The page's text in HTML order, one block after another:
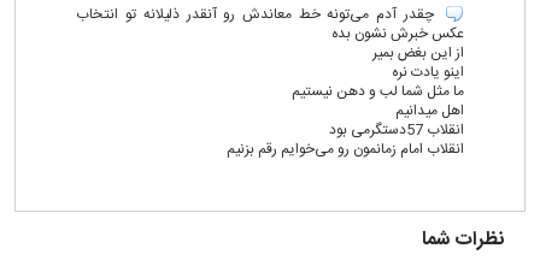
چقدر آدم می‌تونه خط معاندش رو آنقدر ذلیلانه تو انتخاب
عکس خبرش نشون بده
از این بغض بمیر
اینو یادت نره
ما مثل شما لب و دهن نیستیم
اهل میدانیم
انقلاب 57دستگرمی بود
انقلاب امام زمانمون رو می‌خوایم رقم بزنیم
نظرات شما